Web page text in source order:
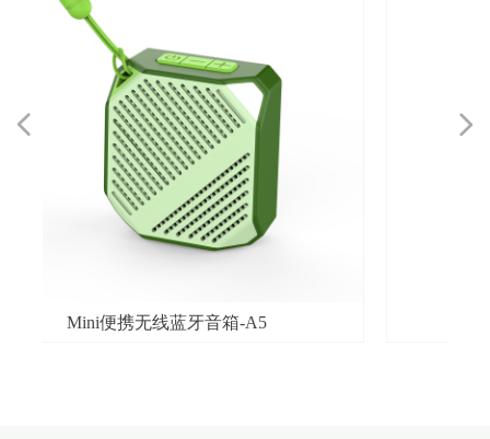
电子蓝牙隔音降噪劳保耳罩 ODM
넳 넲